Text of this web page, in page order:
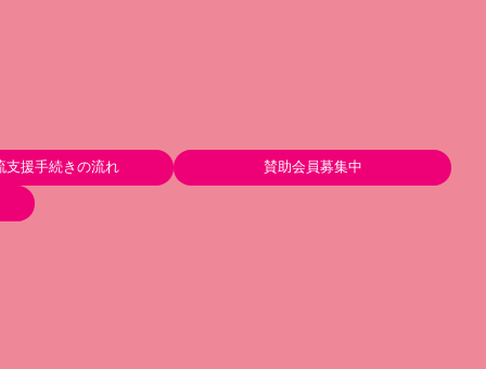
支援手続きの流れ 賛助会員募集中